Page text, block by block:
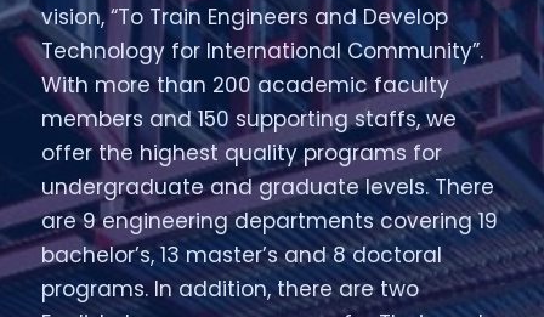
vision, “To Train Engineers and Develop
Technology for International Community”.
With more than 200 academic faculty
members and 150 supporting staffs, we
offer the highest quality programs for
undergraduate and graduate levels. There
are 9 engineering departments covering 19
bachelor’s, 13 master’s and 8 doctoral
programs. In addition, there are two